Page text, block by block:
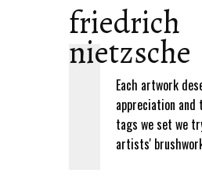
friedrich
nietzsche
Each artwork
appreciation
tags we set we
artists'